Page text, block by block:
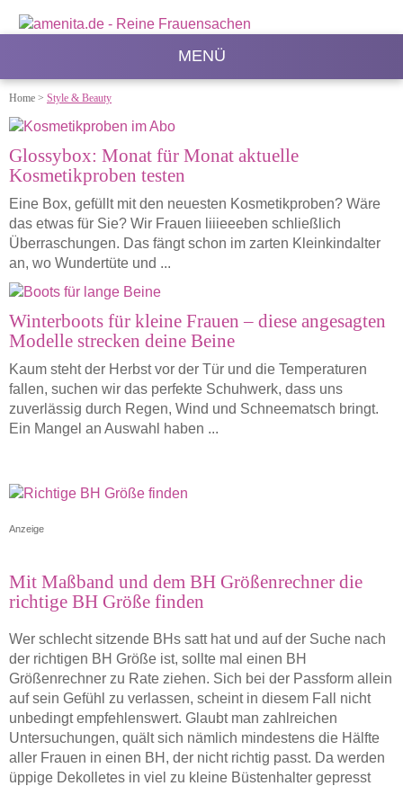
MENÜ
Home > Style & Beauty
Glossybox: Monat für Monat aktuelle
Kosmetikproben testen
Eine Box, gefüllt mit den neuesten Kosmetikproben? Wäre
das etwas für Sie? Wir Frauen liiieeeben schließlich
Überraschungen. Das fängt schon im zarten Kleinkindalter
an, wo Wundertüte und ...
Winterboots für kleine Frauen – diese angesagten
Modelle strecken deine Beine
Kaum steht der Herbst vor der Tür und die Temperaturen
fallen, suchen wir das perfekte Schuhwerk, dass uns
zuverlässig durch Regen, Wind und Schneematsch bringt.
Ein Mangel an Auswahl haben ...
Anzeige
Mit Maßband und dem BH Größenrechner die
richtige BH Größe finden
Wer schlecht sitzende BHs satt hat und auf der Suche nach
der richtigen BH Größe ist, sollte mal einen BH
Größenrechner zu Rate ziehen. Sich bei der Passform allein
auf sein Gefühl zu verlassen, scheint in diesem Fall nicht
unbedingt empfehlenswert. Glaubt man zahlreichen
Untersuchungen, quält sich nämlich mindestens die Hälfte
aller Frauen in einen BH, der nicht richtig passt. Da werden
üppige Dekolletes in viel zu kleine Büstenhalter gepresst